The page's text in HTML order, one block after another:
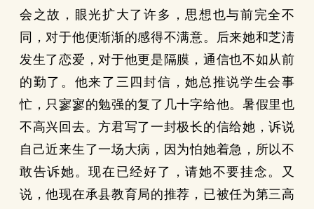
会之故，眼光扩大了许多，思想也与前完全不
同，对于他便渐渐的感得不满意。后来她和芝淸
发生了恋爱，对于他更是隔膜，通信也不如从前
的勤了。他来了三四封信，她总推说学生会事
忙，只寥寥的勉强的复了几十字给他。暑假里也
不高兴回去。方君写了一封极长的信给她，诉说
自己近来生了一场大病，因为怕她着急，所以不
敢告诉她。现在已经好了，请她不要挂念。又
说，他现在承县教育局的推荐，已被任为第三高